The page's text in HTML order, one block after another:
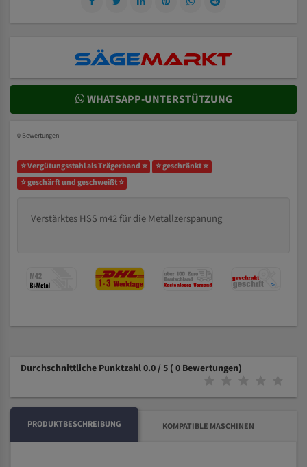
WHATSAPP-UNTERSTÜTZUNG
0 Bewertungen
⭐ Vergütungsstahl als Trägerband ⭐
⭐ geschränkt ⭐
⭐ geschärft und geschweißt ⭐
Verstärktes HSS m42 für die Metallzerspanung
Durchschnittliche Punktzahl 0.0 / 5 ( 0 Bewertungen)
PRODUKTBESCHREIBUNG KOMPATIBLE MASCHINEN